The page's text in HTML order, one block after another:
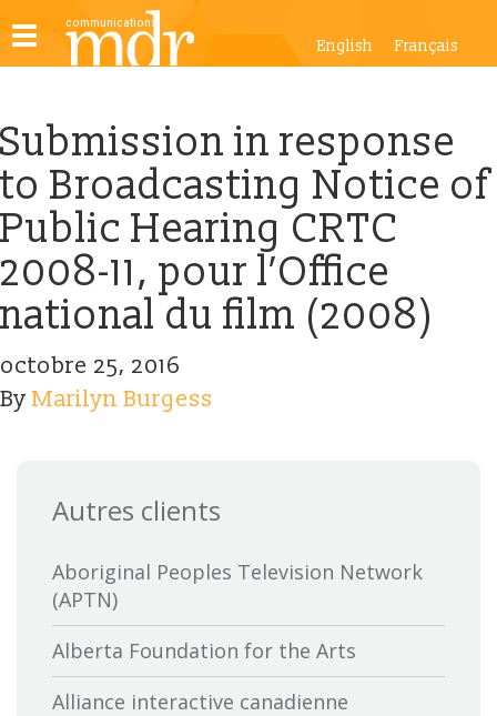
Toggle
navigation
English Français
Submission in response
to Broadcasting Notice of
Public Hearing CRTC
2008-11, pour l’Office
national du film (2008)
octobre 25, 2016
By Marilyn Burgess
Autres clients
Aboriginal Peoples Television Network
(APTN)
Alberta Foundation for the Arts
Alliance interactive canadienne